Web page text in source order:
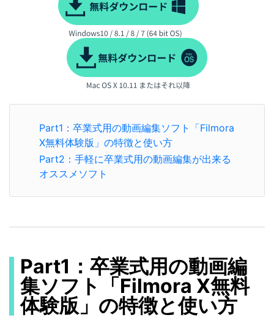
Part1：卒業式用の動画編集ソフト「Filmora
X無料体験版」の特徴と使い方
Part2：手軽に卒業式用の動画編集が出来る
オススメソフト
Part1：卒業式用の動画編
集ソフト「Filmora X無料
体験版」の特徴と使い方